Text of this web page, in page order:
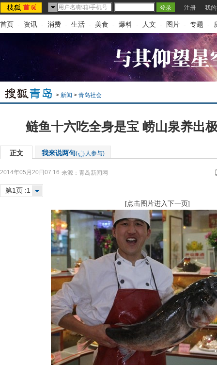
注册 我
首页 - 资讯 - 消费 - 生活 - 美食 - 爆料 - 人文 - 图片 - 专题 -
> 新闻 > 青岛社会
鲢鱼十六吃全身是宝 崂山泉养出
正文 我来说两句( 人参与)
2014年05月20日07:16 来源： 青岛新闻网
第1页 :1
[点击图片进入下一页]